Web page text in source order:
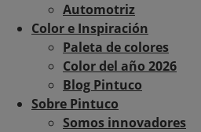
Automotriz
Color e Inspiración
Paleta de colores
Color del año 2026
Blog Pintuco
Sobre Pintuco
Somos innovadores